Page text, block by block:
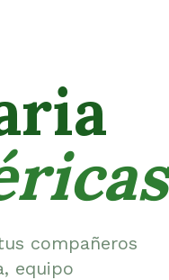
compañeros
equipo